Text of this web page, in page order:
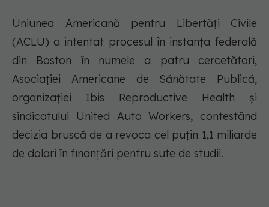
Uniunea Americană pentru Libertăți Civile
(ACLU) a intentat procesul în instanța federală
din Boston în numele a patru cercetători,
Asociației Americane de Sănătate Publică,
organizației Ibis Reproductive Health și
sindicatului United Auto Workers, contestând
decizia bruscă de a revoca cel puțin 1,1 miliarde
de dolari în finanțări pentru sute de studii.